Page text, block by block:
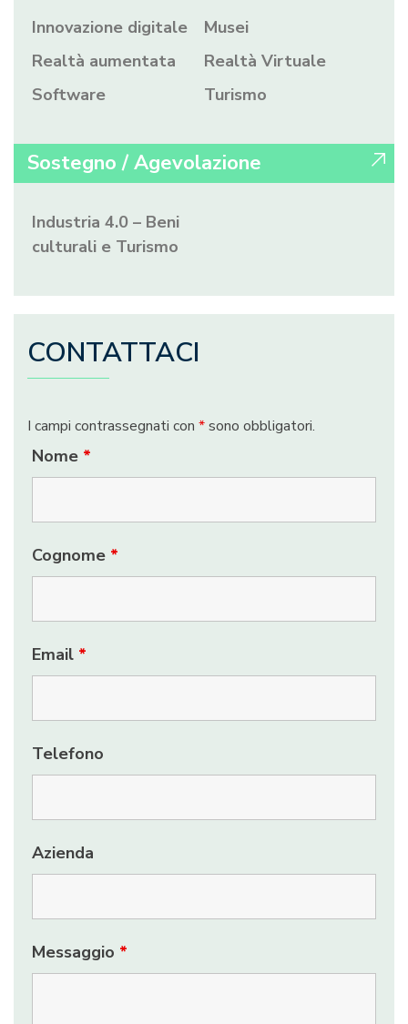
Innovazione digitale
Musei
Realtà aumentata
Realtà Virtuale
Software
Turismo
Sostegno / Agevolazione
Industria 4.0 – Beni
culturali e Turismo
CONTATTACI
I campi contrassegnati con *sono obbligatori.
Nome *
Cognome *
Email *
Telefono
Azienda
Messaggio *